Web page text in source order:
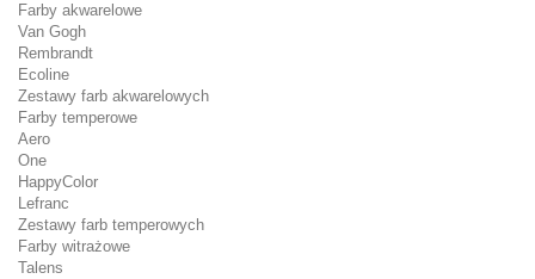
Farby akwarelowe
Van Gogh
Rembrandt
Ecoline
Zestawy farb akwarelowych
Farby temperowe
Aero
One
HappyColor
Lefranc
Zestawy farb temperowych
Farby witrażowe
Talens